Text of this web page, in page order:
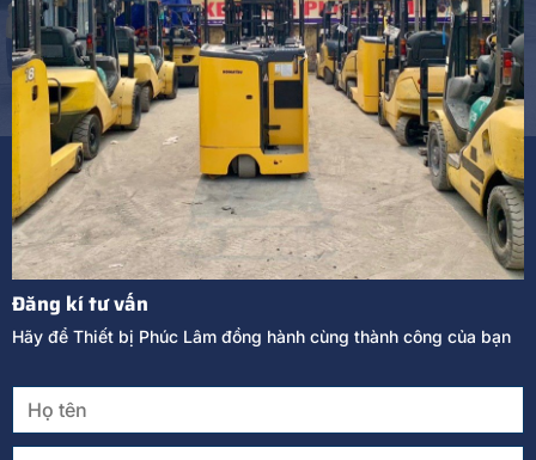
Đăng kí tư vấn
Hãy để Thiết bị Phúc Lâm đồng hành cùng thành công của bạn